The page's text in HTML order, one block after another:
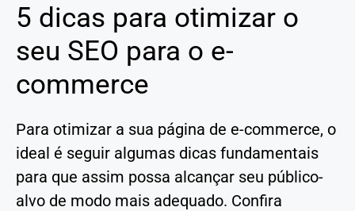
5 dicas para otimizar o
seu SEO para o e-
commerce
Para otimizar a sua página de e-commerce, o
ideal é seguir algumas dicas fundamentais
para que assim possa alcançar seu público-
alvo de modo mais adequado. Confira